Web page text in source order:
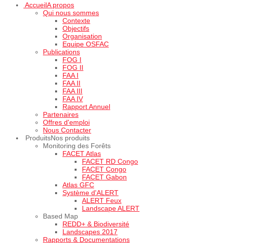
AccueilA propos
Qui nous sommes
Contexte
Objectifs
Organisation
Equipe OSFAC
Publications
FOG I
FOG II
FAA I
FAA II
FAA III
FAA IV
Rapport Annuel
Partenaires
Offres d'emploi
Nous Contacter
ProduitsNos produits
Monitoring des Forêts
FACET Atlas
FACET RD Congo
FACET Congo
FACET Gabon
Atlas GFC
Système d'ALERT
ALERT Feux
Landscape ALERT
Based Map
REDD+ & Biodiversité
Landscapes 2017
Rapports & Documentations